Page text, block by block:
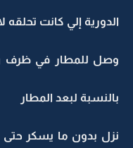
الدورية إلي كانت تحلقه
وصل للمطار في ظرف
بالنسبة لبعد المطار
نزل بدون ما يسكر